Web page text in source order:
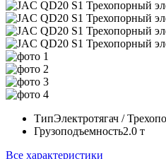
ТипЭлектротягач /
Грузоподъемность2.0 т
Все характеристики